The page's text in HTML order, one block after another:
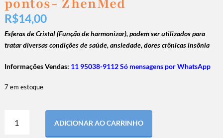
R$14,00
Esferas de Cristal (Função de harmonizar), podem ser utilizados para
tratar diversas condições de saúde, ansiedade, dores crônicasinsônia
Informações Vendas: 11 95038-9112 Só mensagens por WhatsApp
7 em estoque
ADICIONAR AO CARRINHO